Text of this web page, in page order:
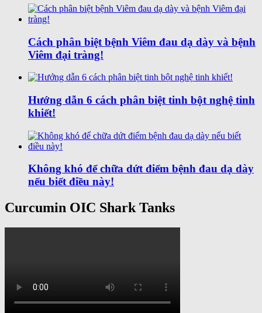
Cách phân biệt bệnh Viêm đau dạ dày và bệnh
Viêm đại tràng!
Hướng dẫn 6 cách phân biệt tinh bột nghệ tinh
khiết!
Không khó để chữa dứt điểm bệnh đau dạ dày
nếu biết điều này!
Curcumin OIC Shark Tanks